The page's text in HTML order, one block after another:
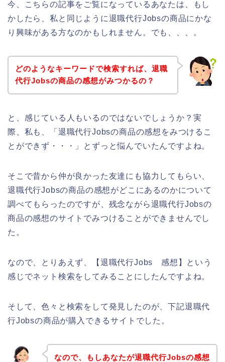
今、こちらの記事をご覧になっているあなたは、もし
かしたら、私と同じように退職代行Jobsの商品にかな
り興味がある方なのかもしれません。でも、、、。
どのようなキーワードで検索すれば、退職
代行Jobsの商品の感想がみつかるの？
と、感じている人もいるのではないでしょうか？実
際、私も、「退職代行Jobsの商品の感想をみつけるこ
とができず・・・」とずっと悩んでいたんですよね。
そこで昔から仲が良かった友達にも協力してもらい、
退職代行Jobsの商品の感想がどこにあるのかについて
調べてもらったのですが、残念ながら退職代行Jobsの
商品の感想のサイトでみつけることができませんでし
た。
なので、とりあえず、【退職代行Jobs 感想】という
感じでネット検索をしてみることにしたんですよね。
そして、色々と検索をして発見したのが、下記退職代
行Jobsの商品が購入できるサイトでした。
なので、もしあなたが退職代行Jobsの感想